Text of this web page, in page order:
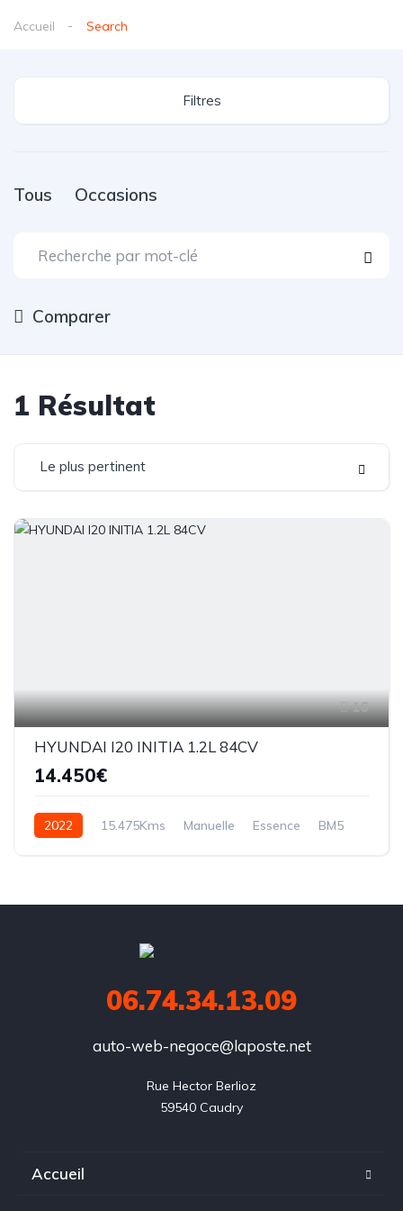
Accueil Search
Filtres
Tous Occasions
Comparer
1 Résultat
Le plus pertinent
16
HYUNDAI I20 INITIA 1.2L 84CV
14.450€
2022 15.475Kms Manuelle Essence BM5
06.74.34.13.09
auto-web-negoce@laposte.net
Rue Hector Berlioz
59540 Caudry
Accueil